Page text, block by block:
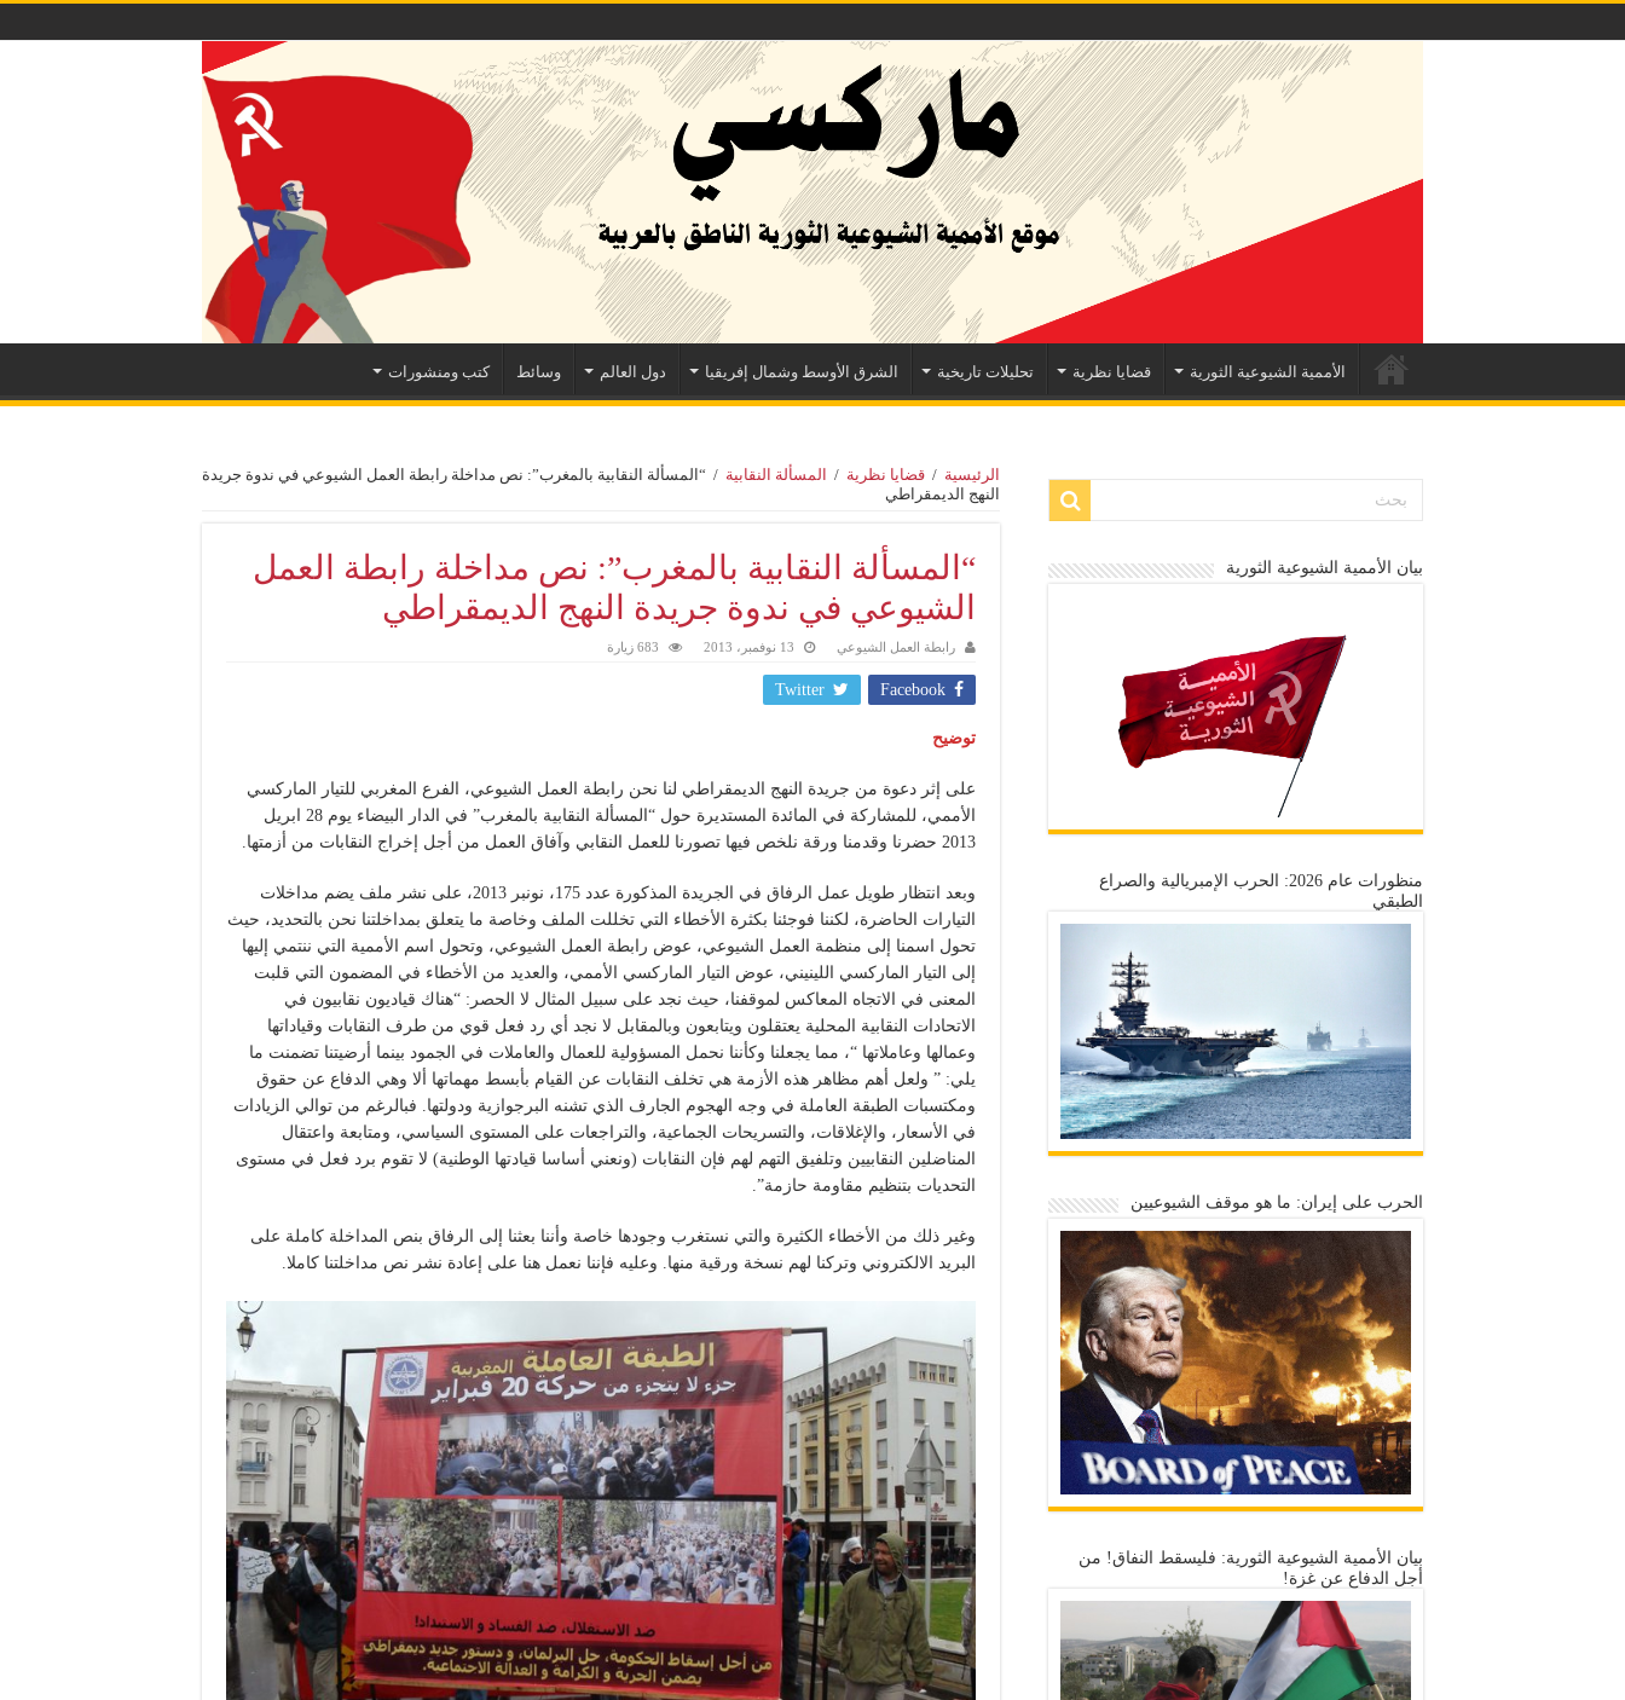
الأممية الشيوعية الثورية قضايا نظرية تحليلات تاريخية الشرق الأوسط وشمال إفريقيا دول العالم وسائط كتب ومنشورات
الرئيسية / قضايا نظرية / المسألة النقابية / “المسألة النقابية بالمغرب”: نص مداخلة رابطة العمل الشيوعي في ندوة جريدة
النهج الديمقراطي
“المسألة النقابية بالمغرب”: نص مداخلة رابطة العمل
الشيوعي في ندوة جريدة النهج الديمقراطي
رابطة العمل الشيوعي 13 نوفمبر، 2013 683 زيارة
Facebook
Twitter
توضيح
على إثر دعوة من جريدة النهج الديمقراطي لنا نحن رابطة العمل الشيوعي، الفرع المغربي للتيار الماركسي
الأممي، للمشاركة في المائدة المستديرة حول “المسألة النقابية بالمغرب” في الدار البيضاء يوم 28 ابريل
2013 حضرنا وقدمنا ورقة نلخص فيها تصورنا للعمل النقابي وآفاق العمل من أجل إخراج النقابات من أزمتها.
وبعد انتظار طويل عمل الرفاق في الجريدة المذكورة عدد 175، نونبر 2013، على نشر ملف يضم مداخلات
التيارات الحاضرة، لكننا فوجئنا بكثرة الأخطاء التي تخللت الملف وخاصة ما يتعلق بمداخلتنا نحن بالتحديد، حيث
تحول اسمنا إلى منظمة العمل الشيوعي، عوض رابطة العمل الشيوعي، وتحول اسم الأممية التي ننتمي إليها
إلى التيار الماركسي اللينيني، عوض التيار الماركسي الأممي، والعديد من الأخطاء في المضمون التي قلبت
المعنى في الاتجاه المعاكس لموقفنا، حيث نجد على سبيل المثال لا الحصر: “هناك قياديون نقابيون في
الاتحادات النقابية المحلية يعتقلون ويتابعون وبالمقابل لا نجد أي رد فعل قوي من طرف النقابات وقياداتها
وعمالها وعاملاتها “، مما يجعلنا وكأننا نحمل المسؤولية للعمال والعاملات في الجمود بينما أرضيتنا تضمنت ما
يلي: ” ولعل أهم مظاهر هذه الأزمة هي تخلف النقابات عن القيام بأبسط مهماتها ألا وهي الدفاع عن حقوق
ومكتسبات الطبقة العاملة في وجه الهجوم الجارف الذي تشنه البرجوازية ودولتها. فبالرغم من توالي الزيادات
في الأسعار، والإغلاقات، والتسريحات الجماعية، والتراجعات على المستوى السياسي، ومتابعة واعتقال
المناضلين النقابيين وتلفيق التهم لهم فإن النقابات (ونعني أساسا قيادتها الوطنية) لا تقوم برد فعل في مستوى
التحديات بتنظيم مقاومة حازمة”.
وغير ذلك من الأخطاء الكثيرة والتي نستغرب وجودها خاصة وأننا بعثنا إلى الرفاق بنص المداخلة كاملة على
البريد الالكتروني وتركنا لهم نسخة ورقية منها. وعليه فإننا نعمل هنا على إعادة نشر نص مداخلتنا كاملا.
بيان الأممية الشيوعية الثورية
منظورات عام 2026: الحرب الإمبريالية والصراع
الطبقي
الحرب على إيران: ما هو موقف الشيوعيين
بيان الأممية الشيوعية الثورية: فليسقط النفاق! من
أجل الدفاع عن غزة!